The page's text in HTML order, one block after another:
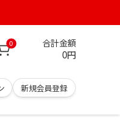
0 合計金額
0円
新規会員登録